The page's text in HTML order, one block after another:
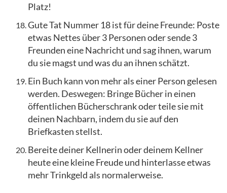
Platz!
Gute Tat Nummer 18 ist für deine Freunde: Poste
etwas Nettes über 3 Personen oder sende 3
Freunden eine Nachricht und sag ihnen, warum
du sie magst und was du an ihnen schätzt.
Ein Buch kann von mehr als einer Person gelesen
werden. Deswegen: Bringe Bücher in einen
öffentlichen Bücherschrank oder teile sie mit
deinen Nachbarn, indem du sie auf den
Briefkasten stellst.
Bereite deiner Kellnerin oder deinem Kellner
heute eine kleine Freude und hinterlasse etwas
mehr Trinkgeld als normalerweise.